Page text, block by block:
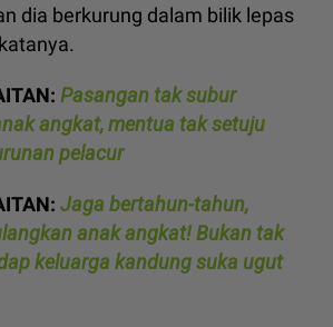
dia berkurung dalam bilik lepas
Pasangan tak subur
angkat, mentua tak setuju
pelacur
Jaga bertahun-tahun,
anak angkat! Bukan tak
keluarga kandung suka ugut